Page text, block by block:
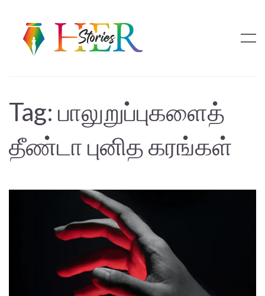
Tag: பாலுறுப்புகளைத்
தீண்டா புனித கரங்கள்